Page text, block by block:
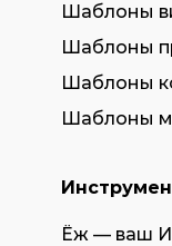
Шаблоны
Шаблоны
Шаблоны
Шаблоны
Ёж — ваш